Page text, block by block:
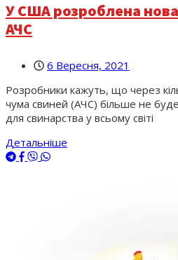
У США розроблена
АЧС
6 Вересня, 2021
Розробники кажуть, що через
чума свиней (АЧС) більше не
для свинарства у всьому світі
Детальніше